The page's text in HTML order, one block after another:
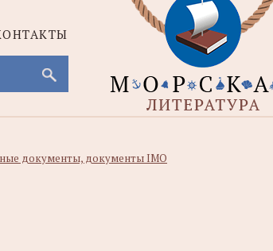
документы, документы IMO